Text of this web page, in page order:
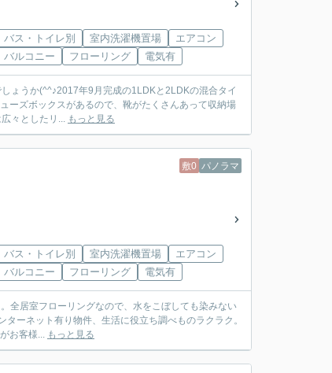
バス・トイレ別 室内洗濯機置場
エアコン
バルコニー
フローリング 電気有
ょうか(^^♪2017年9月完成の1LDKと2LDKの混合タイ
ーズボックスがあるので、靴がたくさんあって収納場
々としたリ... もっと見る
敷0 パノラマ
バス・トイレ別 室内洗濯機置場
エアコン
バルコニー
フローリング 電気有
居室フローリングなので、水をこぼしても染みない
ーネット有り物件、生活に役立ち調べものラクラク。
お客様... もっと見る